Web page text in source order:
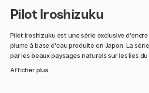
Pilot Iroshizuku
Pilot Iroshizuku est une série exclusive
plume à base d'eau produite en Japon. La
par les beaux paysages naturels sur les îles
végétation japonaise.
Afficher plus